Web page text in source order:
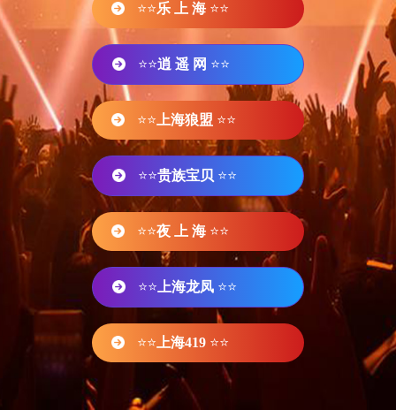
⭐⭐乐 上 海 ⭐⭐
⭐⭐逍 遥 网 ⭐⭐
⭐⭐ 上海狼盟 ⭐⭐
⭐⭐贵族宝贝 ⭐⭐
⭐⭐夜 上 海 ⭐⭐
⭐⭐ 上海龙凤 ⭐⭐
⭐⭐ 上海419 ⭐⭐